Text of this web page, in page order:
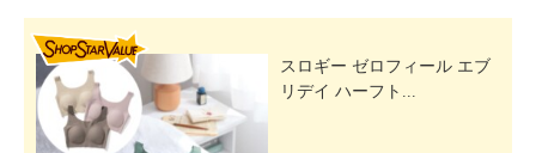
スロギー ゼロフィール エブ
リデイ ハーフト...